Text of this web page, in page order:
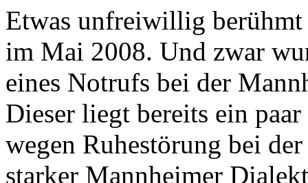
Etwas unfreiwillig berühmt
im Mai 2008. Und zwar
eines Notrufs bei der
Dieser liegt bereits ein
wegen Ruhestörung bei
starker Mannheimer